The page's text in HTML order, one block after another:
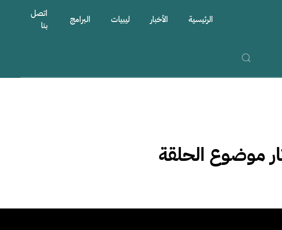
الرئيسية الأخبار ليبيات البرامج
اتصل
بنا
موضوع الحلقة